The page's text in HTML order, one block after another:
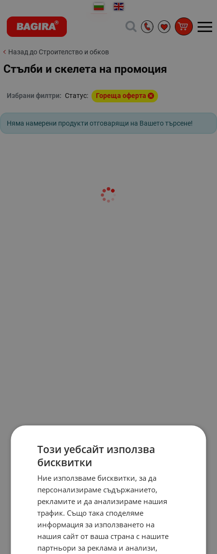
Назад до Строителство и обков
Стълби и скелета на промоция
Избрани филтри: Статус: Гореща оферта
Няма намерени продукти отговарящи на Вашето търсене!
Този уебсайт използва
бисквитки
Ние използваме бисквитки, за да
персонализираме съдържанието,
рекламите и да анализираме нашия
трафик. Също така споделяме
информация за използването на
нашия сайт от ваша страна с нашите
партньори за реклама и анализи,